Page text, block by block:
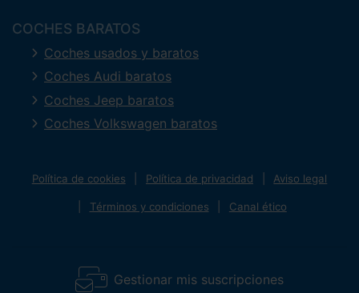
COCHES BARATOS
Coches usados y baratos
Coches Audi baratos
Coches Jeep baratos
Coches Volkswagen baratos
Política de cookies Política de privacidad Aviso legal
Términos y condiciones Canal ético
Gestionar mis suscripciones